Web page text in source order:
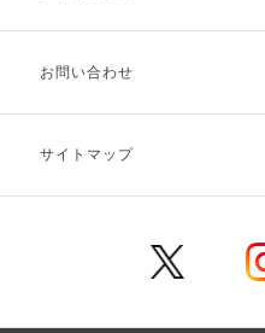
お支払方法
キャンセル・返品・交換
お問い合わせ
サイトマップ